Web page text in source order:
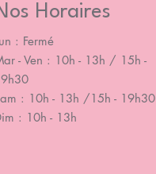
Horaires
: Fermé
- Ven : 10h - 13h / 15h -
: 10h - 13h /15h - 19h30
: 10h - 13h